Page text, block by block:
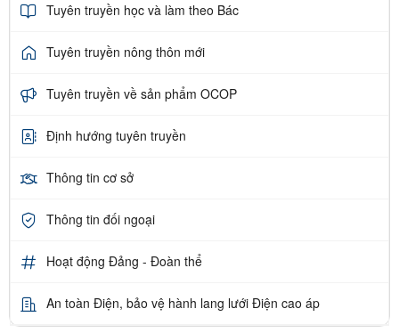
Tuyên truyền học và làm theo Bác
Tuyên truyền nông thôn mới
Tuyên truyền về sản phẩm OCOP
Định hướng tuyên truyền
Thông tin cơ sở
Thông tin đối ngoại
Hoạt động Đảng - Đoàn thể
An toàn Điện, bảo vệ hành lang lưới Điện cao áp